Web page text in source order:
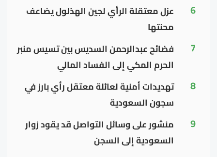
6
عزل معتقلة الرأي لجين الهذلول يضاعف
محنتها
7
فضائح عبدالرحمن السديس بين تسيس منبر
الحرم المكي إلى الفساد المالي
8
تهديدات أمنية لعائلة معتقل رأي بارز في
سجون السعودية
9
منشور على وسائل التواصل قد يقود زوار
السعودية إلى السجن